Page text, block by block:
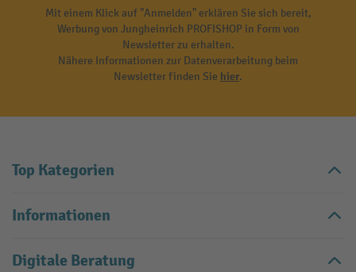
Mit einem Klick auf "Anmelden" erklären Sie sich bereit,
Werbung von Jungheinrich PROFISHOP in Form von
Newsletter zu erhalten.
Nähere Informationen zur Datenverarbeitung beim
Newsletter finden Sie hier.
Top Kategorien
Informationen
Digitale Beratung